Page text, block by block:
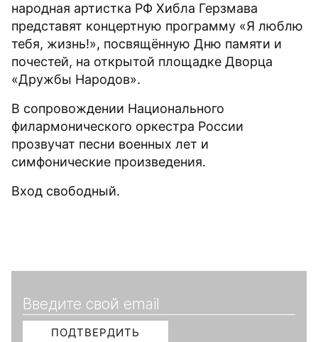
народная артистка РФ Хибла Герзмава
представят концертную программу «Я люблю
тебя, жизнь!», посвящённую Дню памяти и
почестей, на открытой площадке Дворца
«Дружбы Народов».
В сопровождении Национального
филармонического оркестра России
прозвучат песни военных лет и
симфонические произведения.
Вход свободный.